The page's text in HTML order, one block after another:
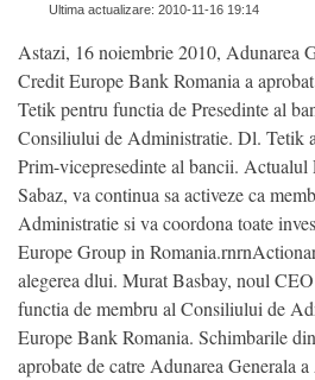
Ultima actualizare: 2010-11-16 19:14
Astazi, 16 noiembrie 2010, Adunarea
Credit Europe Bank Romania a
Tetik pentru functia de Presedinte al
Consiliului de Administratie. Dl. Tetik
Prim-vicepresedinte al bancii. Actualul
Sabaz, va continua sa activeze ca
Administratie si va coordona toate
Europe Group in
alegerea dlui. Murat Basbay, noul
functia de membru al Consiliului de
Europe Bank Romania. Schimbarile
aprobate de catre Adunarea Generala